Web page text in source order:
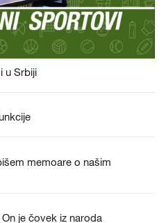
u Srbiji
memoare o našim
je čovek iz naroda